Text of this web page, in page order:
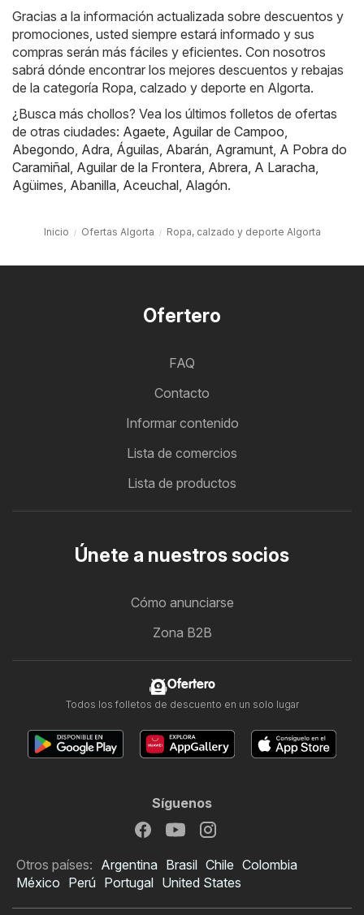
Gracias a la información actualizada sobre descuentos y
promociones, usted siempre estará informado y sus
compras serán más fáciles y eficientes. Con nosotros
sabrá dónde encontrar los mejores descuentos y rebajas
de la categoría Ropa, calzado y deporte en Algorta.
¿Busca más chollos? Vea los últimos folletos de ofertas
de otras ciudades: Agaete, Aguilar de Campoo,
Abegondo, Adra, Águilas, Abarán, Agramunt, A Pobra do
Caramiñal, Aguilar de la Frontera, Abrera, A Laracha,
Agüimes, Abanilla, Aceuchal, Alagón.
Inicio Ofertas Algorta Ropa, calzado y deporte Algorta
Ofertero
FAQ
Contacto
Informar contenido
Lista de comercios
Lista de productos
Únete a nuestros socios
Cómo anunciarse
Zona B2B
Ofertero
Todos los folletos de descuento en un solo lugar
Síguenos
Otros países: Argentina Brasil Chile Colombia
México Perú Portugal United States